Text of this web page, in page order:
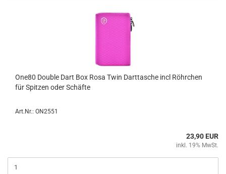
One80 Dou­ble Dart Box Rosa Twin Dart­ta­sche incl Röhr­chen
für Spit­zen oder Schäf­te
Art.Nr.: ON2551
23,90 EUR
inkl. 19% MwSt.